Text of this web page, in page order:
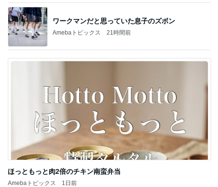
ワークマンだと思っていた息子のズボン
Amebaトピックス 21時間前
ほっともっと肉2倍のチキン南蛮弁当
Amebaトピックス 1日前